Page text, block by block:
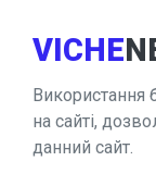
VICHE
Використання
на сайті,
данний сайт.